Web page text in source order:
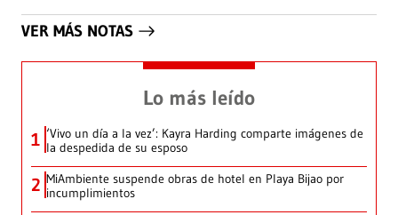
VER MÁS NOTAS
Lo más leído
1 ‘Vivo un día a la vez’: Kayra Harding comparte imágenes de
la despedida de su esposo
2 MiAmbiente suspende obras de hotel en Playa Bijao por
incumplimientos